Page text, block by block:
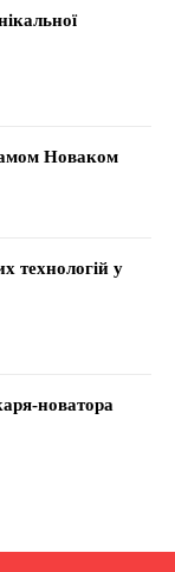
Новаком
технологій у
новатора